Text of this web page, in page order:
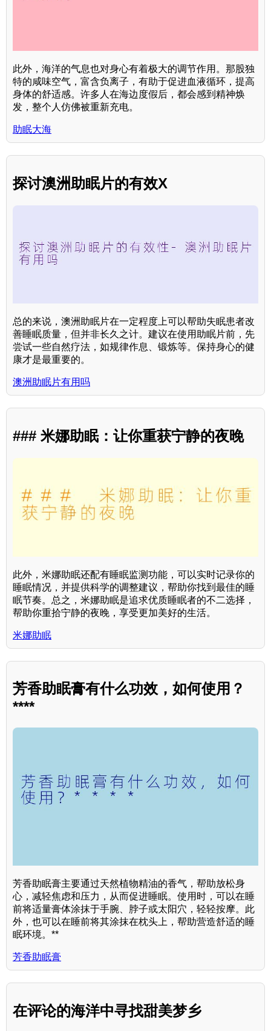
此外，海洋的气息也对身心有着极大的调节作用。那股独
特的咸味空气，富含负离子，有助于促进血液循环，提高
身体的舒适感。许多人在海边度假后，都会感到精神焕
发，整个人仿佛被重新充电。
助眠大海
探讨澳洲助眠片的有效X
总的来说，澳洲助眠片在一定程度上可以帮助失眠患者改
善睡眠质量，但并非长久之计。建议在使用助眠片前，先
尝试一些自然疗法，如规律作息、锻炼等。保持身心的健
康才是最重要的。
澳洲助眠片有用吗
### 米娜助眠：让你重获宁静的夜晚
此外，米娜助眠还配有睡眠监测功能，可以实时记录你的
睡眠情况，并提供科学的调整建议，帮助你找到最佳的睡
眠节奏。总之，米娜助眠是追求优质睡眠者的不二选择，
帮助你重拾宁静的夜晚，享受更加美好的生活。
米娜助眠
芳香助眠膏有什么功效，如何使用？
****
芳香助眠膏主要通过天然植物精油的香气，帮助放松身
心，减轻焦虑和压力，从而促进睡眠。使用时，可以在睡
前将适量膏体涂抹于手腕、脖子或太阳穴，轻轻按摩。此
外，也可以在睡前将其涂抹在枕头上，帮助营造舒适的睡
眠环境。**
芳香助眠膏
在评论的海洋中寻找甜美梦乡